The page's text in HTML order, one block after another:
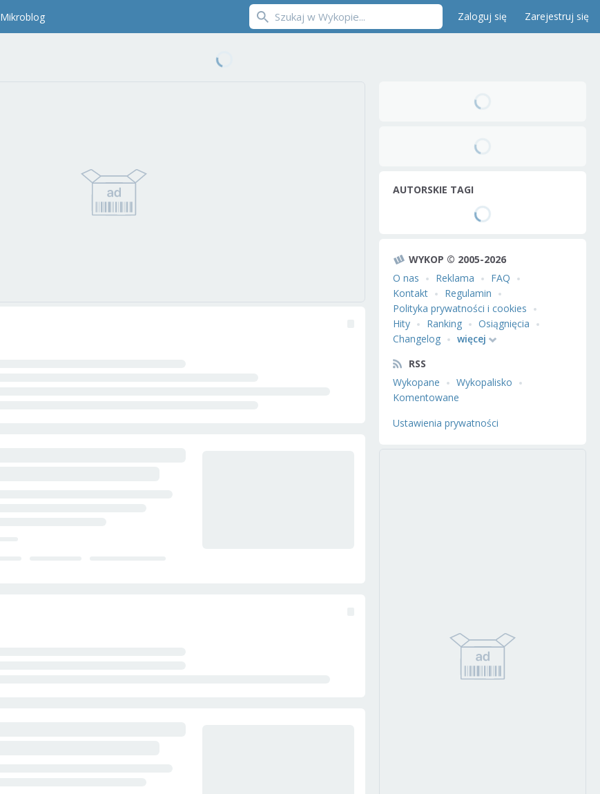
Mikroblog Zaloguj się Zarejestruj się
AUTORSKIE TAGI
WYKOP © 2005-2026
O nas
Reklama
FAQ
Kontakt
Regulamin
Polityka prywatności i cookies
Hity
Ranking
Osiągnięcia
Changelog
więcej
RSS
Wykopane
Wykopalisko
Komentowane
Ustawienia prywatności